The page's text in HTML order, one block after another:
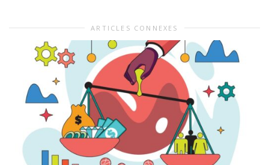
ARTICLES CONNEXES